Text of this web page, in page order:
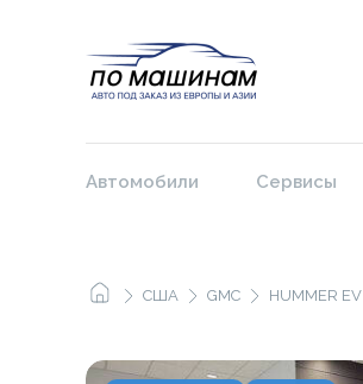
Автомобили Сервисы
США GMC HUMMER EV